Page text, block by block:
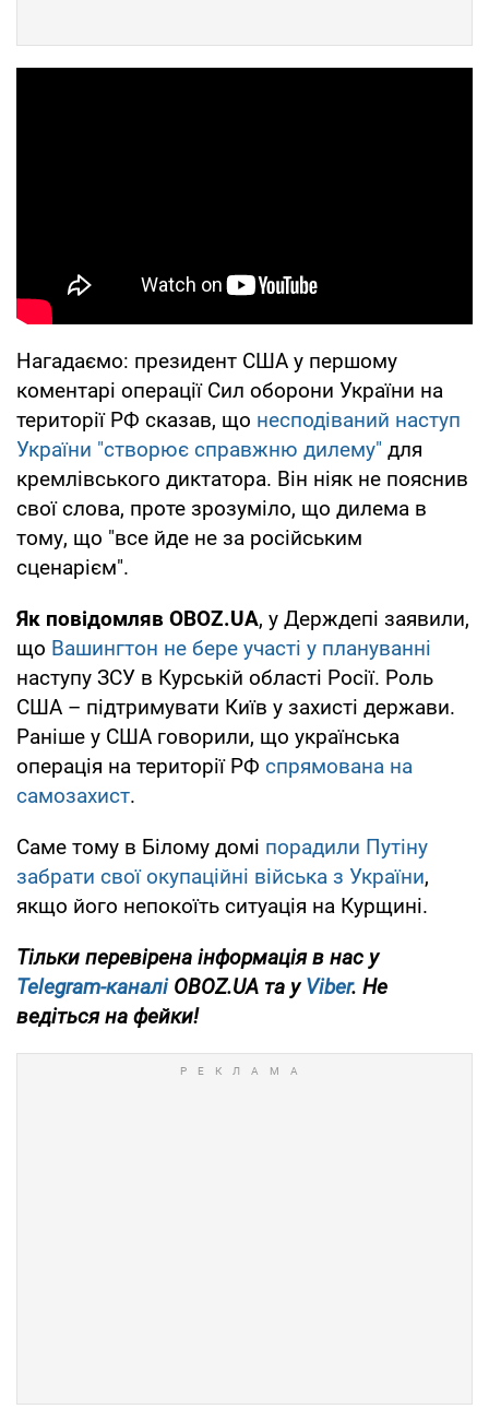
Нагадаємо: президент США у першому
коментарі операції Сил оборони України на
території РФ сказав, що несподіваний наступ
України "створює справжню дилему" для
кремлівського диктатора. Він ніяк не пояснив
свої слова, проте зрозуміло, що дилема в
тому, що "все йде не за російським
сценарієм".
Як повідомляв OBOZ.UA, у Держдепі заявили,
що Вашингтон не бере участі у плануванні
наступу ЗСУ в Курській області Росії. Роль
США – підтримувати Київ у захисті держави.
Раніше у США говорили, що українська
операція на території РФ спрямована на
самозахист.
Саме тому в Білому домі порадили Путіну
забрати свої окупаційні війська з України,
якщо його непокоїть ситуація на Курщині.
Тільки перевірена інформація в нас у
Telegram-каналіOBOZ.UA та уViber. Не
ведіться на фейки!